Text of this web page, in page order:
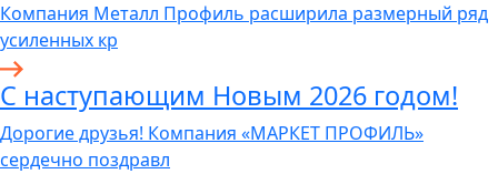
Компания Металл Профиль расширила размерный ряд
усиленных кр
С наступающим Новым 2026 годом!
Дорогие друзья! Компания «МАРКЕТ ПРОФИЛЬ»
сердечно поздравл